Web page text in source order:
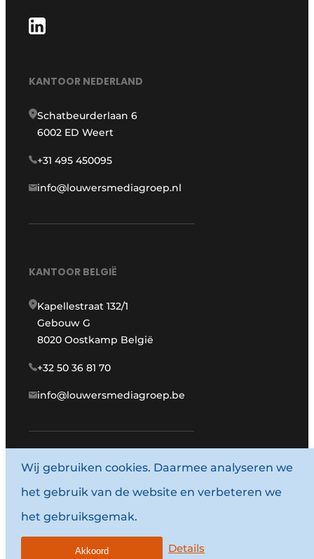
KANTOOR NEDERLAND
Schatbeurderlaan 6
6002 ED Weert
+31 495 450095
info@louwersmediagroep.nl
KANTOOR BELGIË
Kapellestraat 132/1
Gebouw G
8020 Oostkamp België
+32 50 36 81 70
info@louwersmediagroep.be
www.louwersmediagroep.com
© 1987 - 2026 Louwersmediagroep.
Algemene voorwaarden
Wij gebruiken cookies. Daarmee analyseren we
het gebruik van de website en verbeteren we
het gebruiksgemak.
Details
Akkoord